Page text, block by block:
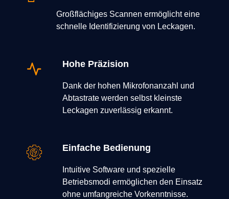
Großflächiges Scannen ermöglicht eine
schnelle Identifizierung von Leckagen.
Hohe Präzision
Dank der hohen Mikrofonanzahl und
Abtastrate werden selbst kleinste
Leckagen zuverlässig erkannt.
Einfache Bedienung
Intuitive Software und spezielle
Betriebsmodi ermöglichen den Einsatz
ohne umfangreiche Vorkenntnisse.